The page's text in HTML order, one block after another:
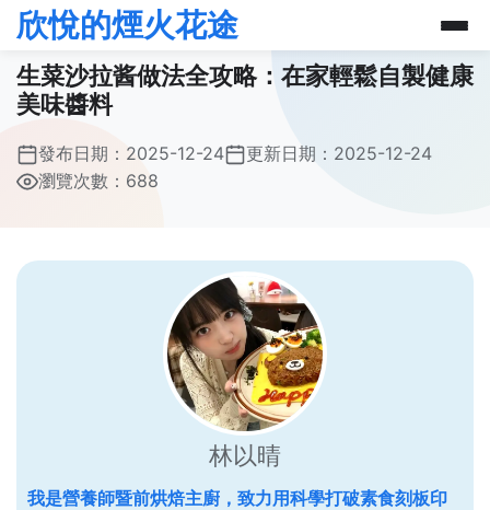
欣悅的煙火花途
生菜沙拉酱做法全攻略：在家輕鬆自製健康
美味醬料
發布日期： 2025-12-24 更新日期： 2025-12-24
瀏覽次數：688
林以晴
我是營養師暨前烘焙主廚，致力用科學打破素食刻板印